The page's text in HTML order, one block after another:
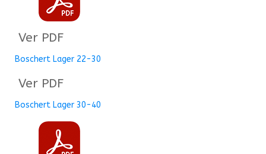
Ver PDF
Boschert Lager 22-30
Ver PDF
Boschert Lager 30-40